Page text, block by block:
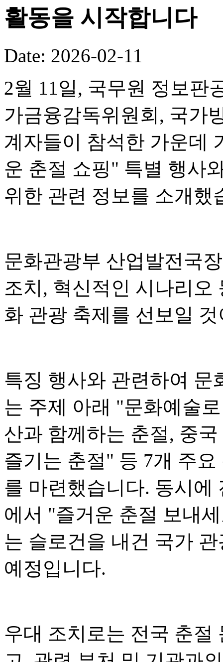
활동을 시작합니다
Date: 2026-02-11
2월 11일, 국무원 정보판
가금융감독위원회, 국가
계자들이 참석한 가운데
운 춘절 쇼핑" 특별 행사
위한 관련 정보를 소개했
문화관광부 산업발전국
조치, 혁신적인 시나리오
화 관광 축제를 선보일
특징 행사와 관련하여
는 주제 아래 "문화예술
산과 함께하는 춘절, 중
즐기는 춘절" 등 7개 주
를 마련했습니다. 동시에
에서 "즐거운 춘절 보내
는 슬로건을 내건 국가
예정입니다.
우대 조치로는 전국 춘절